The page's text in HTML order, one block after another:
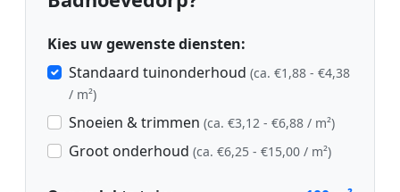
Kies uw gewenste diensten:
Standaard tuinonderhoud (ca. €1,88 - €4,38
/ m²)
Snoeien & trimmen (ca. €3,12 - €6,88 / m²)
Groot onderhoud (ca. €6,25 - €15,00 / m²)